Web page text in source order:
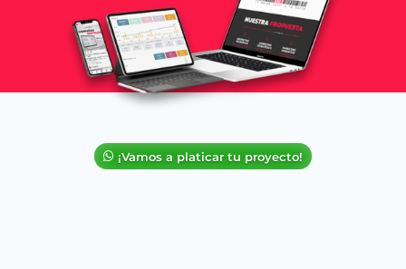
¡Vamos a platicar tu proyecto!